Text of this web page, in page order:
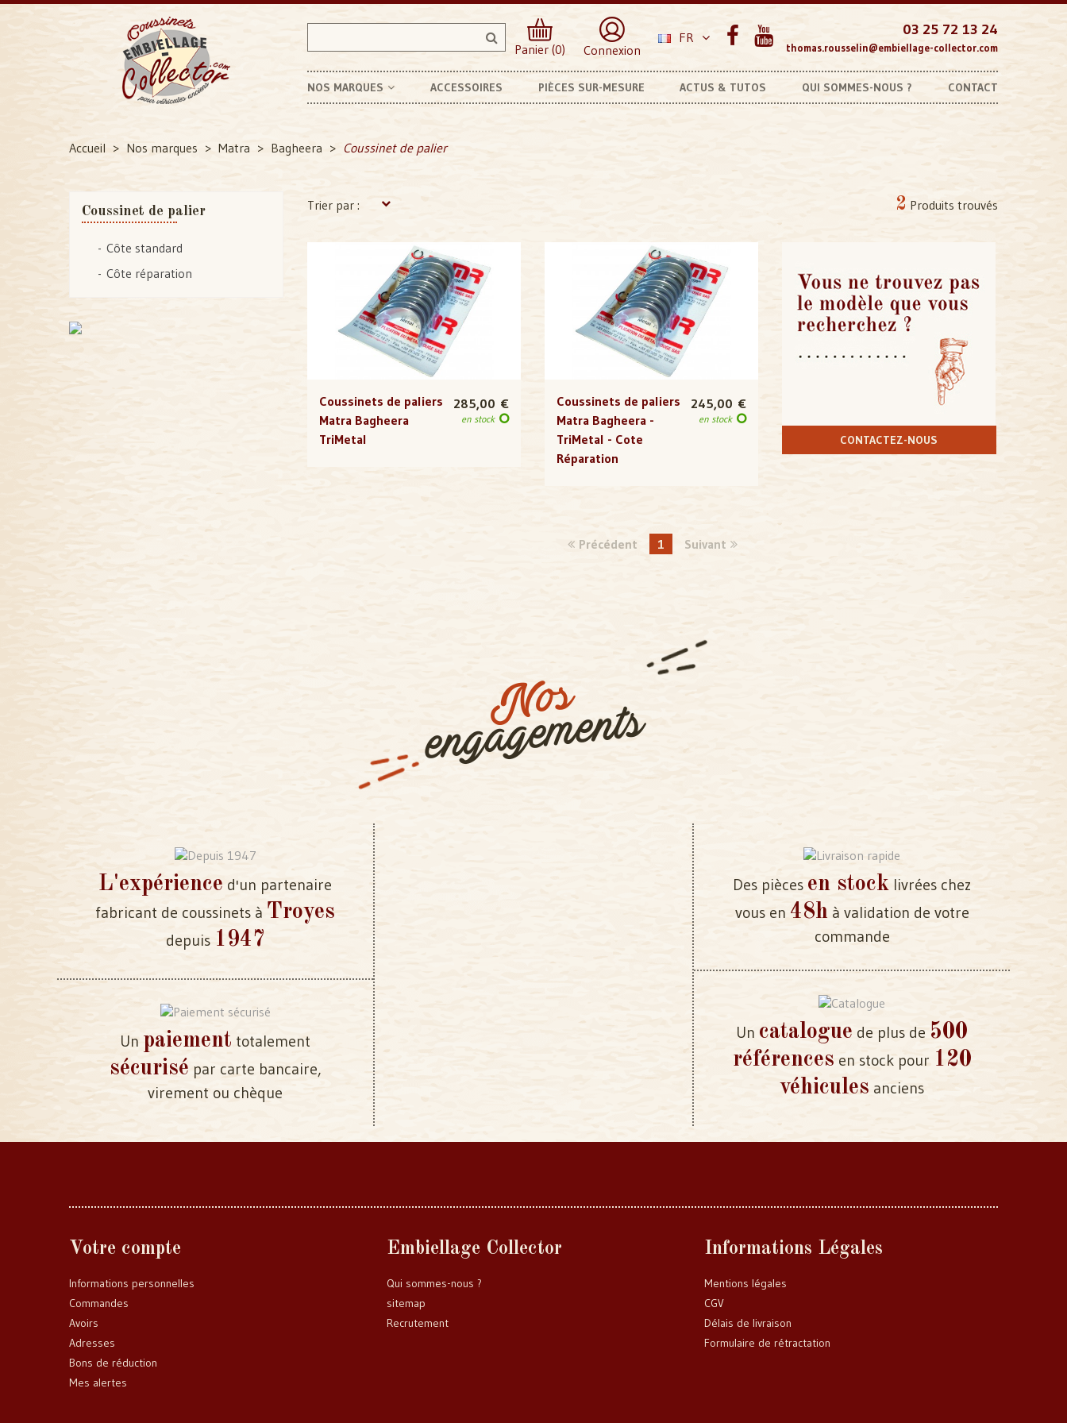
Panier (0) Connexion
FR 03 25 72 13 24
thomas.rousselin@embiellage-collector.com
NOS MARQUES ACCESSOIRES PIÈCES SUR-MESURE ACTUS & TUTOS QUI SOMMES-NOUS ? CONTACT
Accueil Nos marques Matra Bagheera Coussinet de palier
Coussinet de palier
Côte standard
Côte réparation
Trier par : 2 Produits trouvés
Coussinets de paliers
Matra Bagheera
TriMetal
285,00 €
en stock
Coussinets de paliers
Matra Bagheera -
TriMetal - Cote
Réparation
245,00 €
en stock
CONTACTEZ-NOUS
Précédent 1 Suivant
Nos
engagements
L'expérience d'un partenaire
fabricant de coussinets à Troyes
depuis 1947
Un paiement totalement
sécurisé par carte bancaire,
virement ou chèque
Des pièces en stock livrées chez
vous en 48h à validation de votre
commande
Un catalogue de plus de 500
références en stock pour 120
véhicules anciens
Votre compte
Informations personnelles
Commandes
Avoirs
Adresses
Bons de réduction
Mes alertes
Embiellage Collector
Qui sommes-nous ?
sitemap
Recrutement
Informations Légales
Mentions légales
CGV
Délais de livraison
Formulaire de rétractation